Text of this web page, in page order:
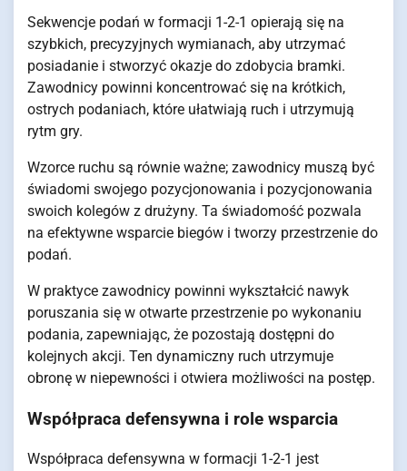
Sekwencje podań w formacji 1-2-1 opierają się na
szybkich, precyzyjnych wymianach, aby utrzymać
posiadanie i stworzyć okazje do zdobycia bramki.
Zawodnicy powinni koncentrować się na krótkich,
ostrych podaniach, które ułatwiają ruch i utrzymują
rytm gry.
Wzorce ruchu są równie ważne; zawodnicy muszą być
świadomi swojego pozycjonowania i pozycjonowania
swoich kolegów z drużyny. Ta świadomość pozwala
na efektywne wsparcie biegów i tworzy przestrzenie do
podań.
W praktyce zawodnicy powinni wykształcić nawyk
poruszania się w otwarte przestrzenie po wykonaniu
podania, zapewniając, że pozostają dostępni do
kolejnych akcji. Ten dynamiczny ruch utrzymuje
obronę w niepewności i otwiera możliwości na postęp.
Współpraca defensywna i role wsparcia
Współpraca defensywna w formacji 1-2-1 jest